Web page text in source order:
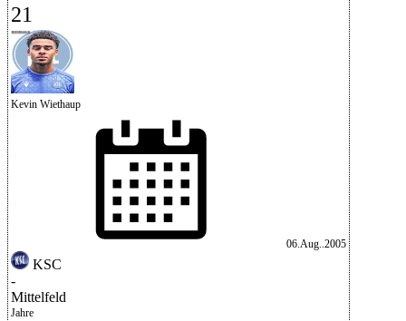
21
Kevin Wiethaup
06.Aug..2005
KSC
-
Mittelfeld
Jahre